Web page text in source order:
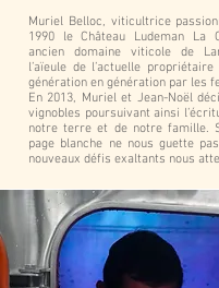
Muriel Belloc, viticultrice
1990 le Château Ludeman La
ancien domaine viticole de
l’aïeule de l’actuelle
génération en génération par les
En 2013, Muriel et Jean-Noël
vignobles poursuivant ainsi
notre terre et de notre famille.
page blanche ne nous guette
nouveaux défis exaltants nous